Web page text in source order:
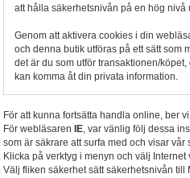
att hålla säkerhetsnivån på en hög nivå
Genom att aktivera cookies i din
och denna butik utföras på ett sätt som
det är du som utför transaktionen/
kan komma åt din privata information.
För att kunna fortsätta handla online, ber
För webläsaren
IE , var vänlig följ dessa
som är säkrare att surfa med och visar vår
Klicka på verktyg i menyn och välj Internet
Välj fliken säkerhet sätt säkerhetsnivån till